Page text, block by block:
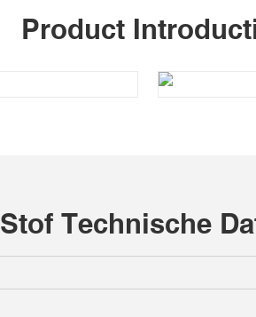
Product
Stof Technische